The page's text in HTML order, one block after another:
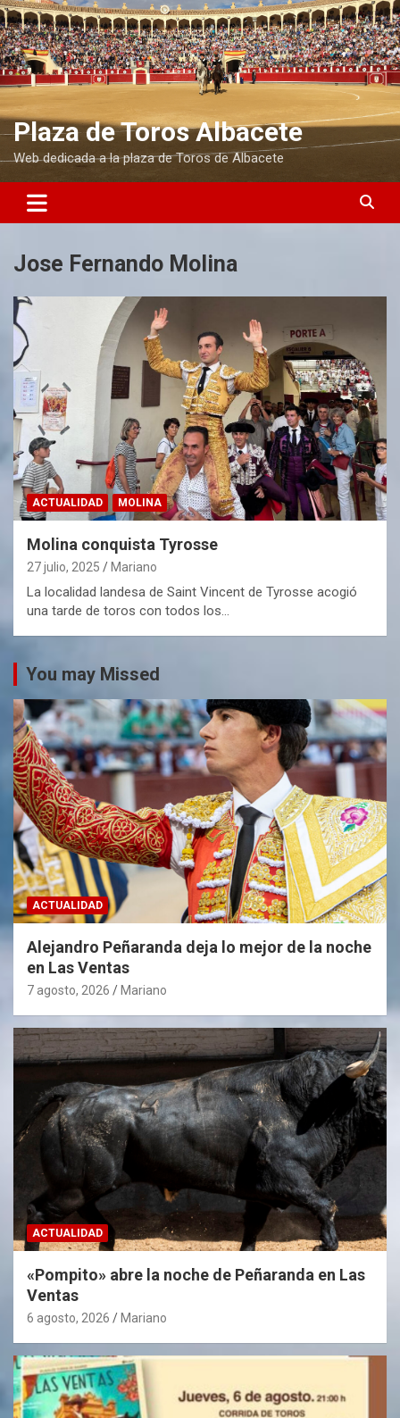
S
a
l
t
a
a
l
c
Plaza de Toros Albacete
Web dedicada a la plaza de Toros de Albacete
Jose Fernando Molina
ACTUALIDAD MOLINA
Molina conquista Tyrosse
27 julio, 2025 Mariano
La localidad landesa de Saint Vincent de Tyrosse acogió
una tarde de toros con todos los…
You may Missed
ACTUALIDAD
Alejandro Peñaranda deja lo mejor de la noche
en Las Ventas
7 agosto, 2026 Mariano
ACTUALIDAD
«Pompito» abre la noche de Peñaranda en Las
Ventas
6 agosto, 2026 Mariano